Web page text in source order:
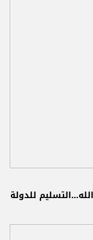
للدولة